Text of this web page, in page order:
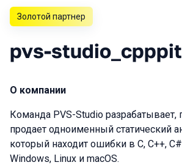
Золотой партнер
pvs-
О компании
Команда PVS-Studio разрабатывает,
продает одноименный статический
который находит ошибки в C, C++,
Windows, Linux и macOS.